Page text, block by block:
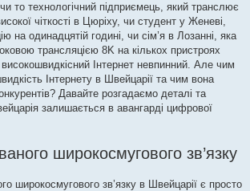
то технологічний підприємець, який транслює
чіткості в Цюріху, чи студент у Женеві,
на одинадцятій годині, чи сім’я в Лозанні, яка
трансляцією 8K на кількох пристроях
Інтернет невпинний. Але чим
Інтернету в Швейцарії та чим вона
Давайте розгадаємо деталі та
залишається в авангарді цифрової
широкосмугового зв’язку
широкосмугового зв’язку в Швейцарії є просто